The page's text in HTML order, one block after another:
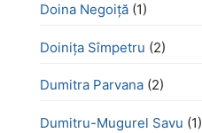
Doina Negoiță (1)
Doinița Sîmpetru (2)
Dumitra Parvana (2)
Dumitru-Mugurel Savu (1)